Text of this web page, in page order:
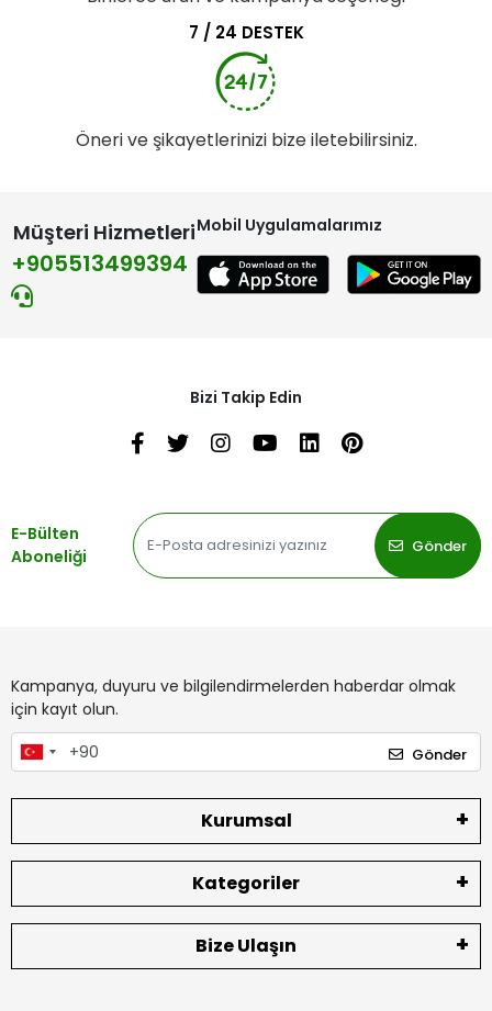
7 / 24 DESTEK
Öneri ve şikayetlerinizi bize iletebilirsiniz.
Müşteri Hizmetleri
+905513499394
Mobil Uygulamalarımız
Bizi Takip Edin
E-Bülten
Aboneliği
Gönder
Kampanya, duyuru ve bilgilendirmelerden haberdar olmak
için kayıt olun.
Gönder
Kurumsal
Kategoriler
Bize Ulaşın